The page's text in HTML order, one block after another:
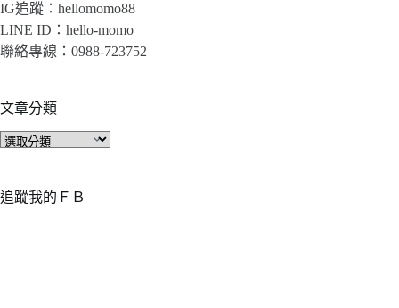
IG追蹤：hellomomo88
LINE ID：hello-momo
聯絡專線：0988-723752
文章分類
文
類
追蹤我的ＦＢ